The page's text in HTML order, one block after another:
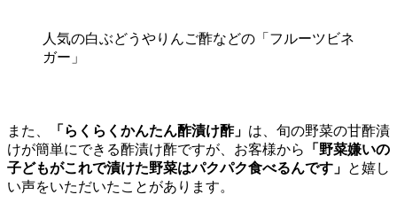
人気の白ぶどうやりんご酢などの「フルーツビネ
ガー」
また、 「らくらくかんたん酢漬け酢」 は、旬の野菜の甘酢漬
けが簡単にできる酢漬け酢ですが、お客様から
「野菜嫌いの
子どもがこれで漬けた野菜はパクパク食べるんです」 と嬉し
い声をいただいたことがあります。